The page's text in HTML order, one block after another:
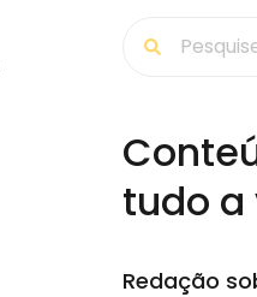
tudo a
Redação